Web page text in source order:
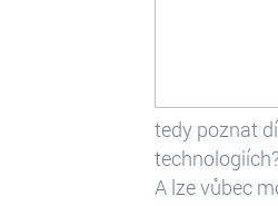
tedy poznat
A lze vůbec